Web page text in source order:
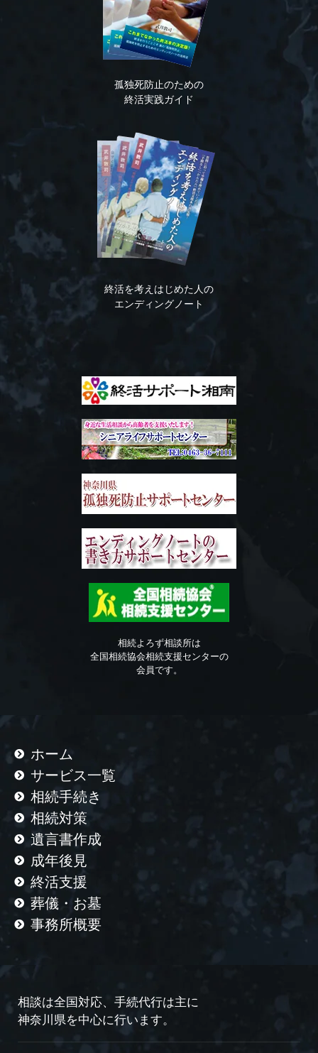
孤独死防止のための
終活実践ガイド
終活を考えはじめた人の
エンディングノート
相続よろず相談所は
全国相続協会相続支援センターの
会員です。
ホーム
サービス一覧
相続手続き
相続対策
遺言書作成
成年後見
終活支援
葬儀・お墓
事務所概要
相談は全国対応、手続代行は主に
神奈川県を中心に行います。